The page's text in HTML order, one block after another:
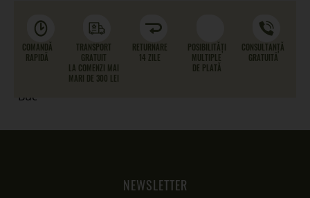
COMANDĂ
RAPIDĂ
TRANSPORT
GRATUIT
LA COMENZI MAI
MARI DE 300 LEI
RETURNARE
14 ZILE
POSIBILITĂȚI
MULTIPLE
DE PLATĂ
CONSULTANȚĂ
GRATUITĂ
NEWSLETTER